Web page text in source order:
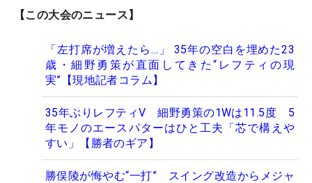
【この大会のニュース】
「左打席が増えたら…」 35年の空白を埋めた23
歳・細野勇策が直面してきた“レフティの現
実”【現地記者コラム】
35年ぶりレフティV 細野勇策の1Wは11.5度 5
年モノのエースパターはひと工夫「芯で構えや
すい」【勝者のギア】
勝俣陵が悔やむ“一打” スイング改造からメジャ